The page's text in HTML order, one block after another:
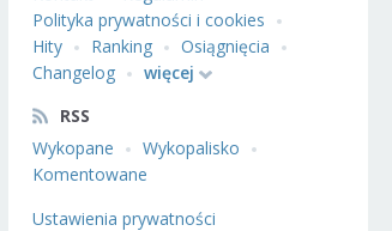
Polityka prywatności i cookies
Hity
Ranking
Osiągnięcia
Changelog
więcej
RSS
Wykopane
Wykopalisko
Komentowane
Ustawienia prywatności